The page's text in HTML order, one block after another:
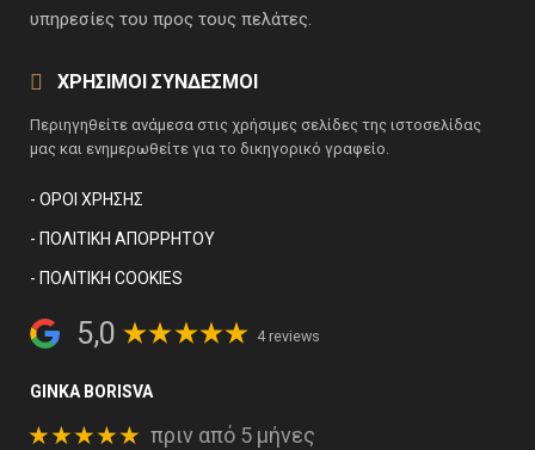
υπηρεσίες του προς τους πελάτες.
ΧΡΗΣΙΜΟΙ ΣΥΝΔΕΣΜΟΙ
Περιηγηθείτε ανάμεσα στις χρήσιμες σελίδες της ιστοσελίδας
μας και ενημερωθείτε για το δικηγορικό γραφείο.
- ΌΡΟΙ ΧΡΉΣΗΣ
- ΠΟΛΙΤΙΚΉ ΑΠΟΡΡΉΤΟΥ
- ΠΟΛΙΤΙΚΉ COOKIES
5,0 4 reviews
GINKA BORISVA
★★★★★ πριν από 5 μήνες